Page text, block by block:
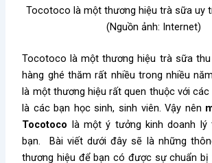
Tocotoco là một thương hiệu trà sữa uy
(Nguồn ảnh: Internet)
Tocotoco là một thương hiệu trà sữa
hàng ghé thăm rất nhiều trong nhiều
là một thương hiệu rất quen thuộc với
là các bạn học sinh, sinh viên. Vậy nên
Tocotoco là một ý tưởng kinh doanh lý
bạn. Bài viết dưới đây sẽ là những
thương hiệu để bạn có được sự chuẩn